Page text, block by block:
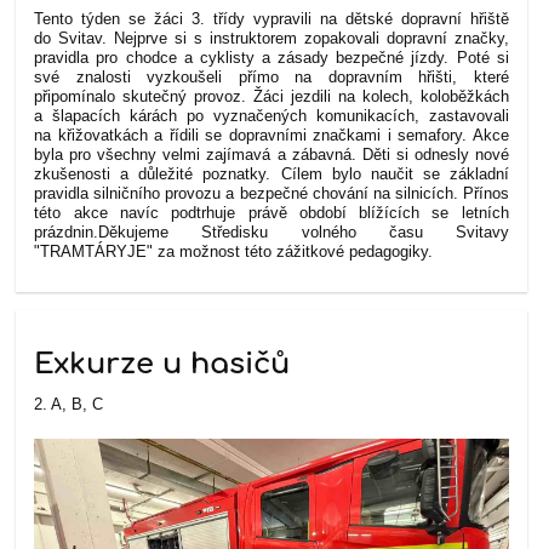
Tento týden se žáci 3. třídy vypravili na dětské dopravní hřiště
do Svitav. Nejprve si s instruktorem zopakovali dopravní značky,
pravidla pro chodce a cyklisty a zásady bezpečné jízdy. Poté si
své znalosti vyzkoušeli přímo na dopravním hřišti, které
připomínalo skutečný provoz. Žáci jezdili na kolech, koloběžkách
a šlapacích kárách po vyznačených komunikacích, zastavovali
na křižovatkách a řídili se dopravními značkami i semafory. Akce
byla pro všechny velmi zajímavá a zábavná. Děti si odnesly nové
zkušenosti a důležité poznatky. Cílem bylo naučit se základní
pravidla silničního provozu a bezpečné chování na silnicích. Přínos
této akce navíc podtrhuje právě období blížících se letních
prázdnin. Děkujeme Středisku volného času Svitavy
"TRAMTÁRYJE" za možnost této zážitkové pedagogiky.
Exkurze u hasičů
2. A, B, C